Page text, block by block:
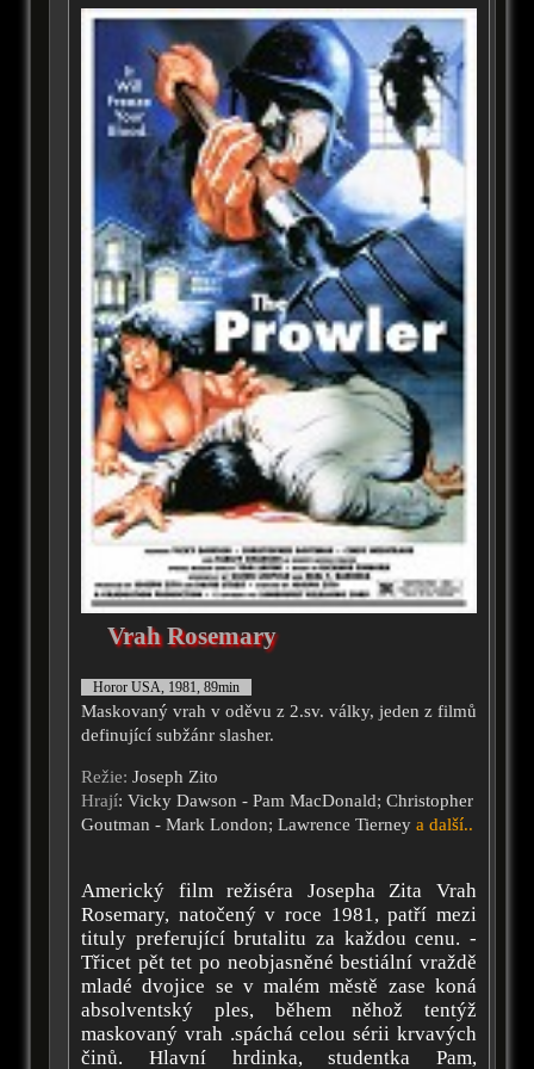
Vrah Rosemary
Horor USA, 1981, 89min
Maskovaný vrah v oděvu z 2.sv. války, jeden z filmů
definující subžánr slasher.
Režie: Joseph Zito
Hrají: Vicky Dawson - Pam MacDonald; Christopher
Goutman - Mark London; Lawrence Tierney a další..
Americký film režiséra Josepha Zita Vrah
Rosemary, natočený v roce 1981, patří mezi
tituly preferující brutalitu za každou cenu. -
Třicet pět tet po neobjasněné bestiální vraždě
mladé dvojice se v malém městě zase koná
absolventský ples, během něhož tentýž
maskovaný vrah .spáchá celou sérii krvavých
činů. Hlavní hrdinka, studentka Pam,